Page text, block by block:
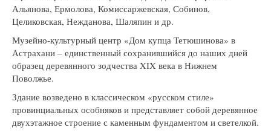
Альянова, Ермолова, Комиссаржевская, Собинов,
Целиковская, Нежданова, Шаляпин и др.
Музейно-культурный центр «Дом купца Тетюшинова» в
Астрахани – единственный сохранившийся до наших дней
образец деревянного зодчества XIX века в Нижнем
Поволжье.
Здание возведено в классическом «русском стиле»
провинциальных особняков и представляет собой деревянное
двухэтажное строение с каменным фундаментом и светелкой.